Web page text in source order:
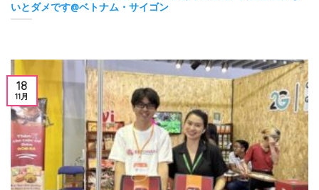
いとダメです@ベトナム・サイゴン
18
11月